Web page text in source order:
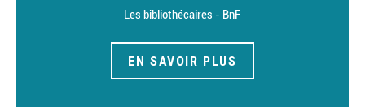
Les bibliothécaires - BnF
EN SAVOIR PLUS